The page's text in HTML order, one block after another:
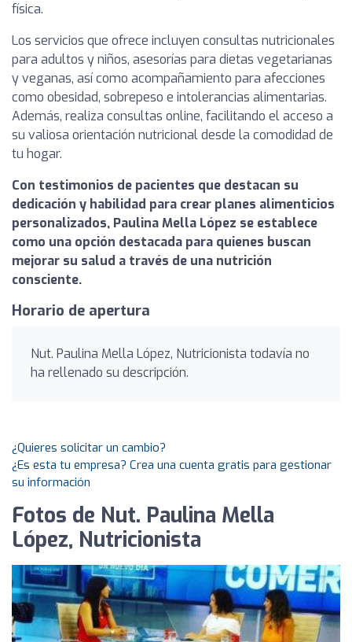
física.
Los servicios que ofrece incluyen consultas nutricionales
para adultos y niños, asesorías para dietas vegetarianas
y veganas, así como acompañamiento para afecciones
como obesidad, sobrepeso e intolerancias alimentarias.
Además, realiza consultas online, facilitando el acceso a
su valiosa orientación nutricional desde la comodidad de
tu hogar.
Con testimonios de pacientes que destacan su
dedicación y habilidad para crear planes alimenticios
personalizados, Paulina Mella López se establece
como una opción destacada para quienes buscan
mejorar su salud a través de una nutrición
consciente.
Horario de apertura
Nut. Paulina Mella López, Nutricionista todavía no
ha rellenado su descripción.
¿Quieres solicitar un cambio?
¿Es esta tu empresa? Crea una cuenta gratis para gestionar
su información
Fotos de Nut. Paulina Mella
López, Nutricionista